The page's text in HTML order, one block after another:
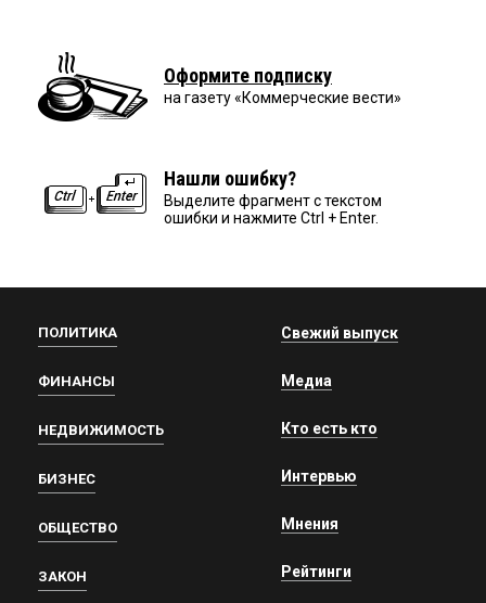
Оформите подписку
на газету «Коммерческие вести»
Нашли ошибку?
Выделите фрагмент с текстом
ошибки и нажмите Ctrl + Enter.
ПОЛИТИКА
ФИНАНСЫ
НЕДВИЖИМОСТЬ
БИЗНЕС
ОБЩЕСТВО
ЗАКОН
Свежий выпуск
Медиа
Кто есть кто
Интервью
Мнения
Рейтинги